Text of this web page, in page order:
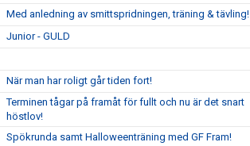
Med anledning av smittspridningen, träning & tävling!
Junior - GULD
När man har roligt går tiden fort!
Terminen tågar på framåt för fullt och nu är det snart
höstlov!
Spökrunda samt Halloweenträning med GF Fram!